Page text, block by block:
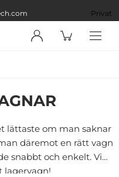
Privat
lättaste om man saknar
däremot en rätt vagn
snabbt och enkelt. Vi
lagervagn!
hur du vill